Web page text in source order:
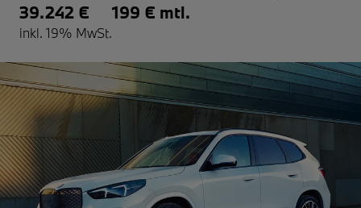
39.242 €
inkl. 19% MwSt.
199 € mtl.